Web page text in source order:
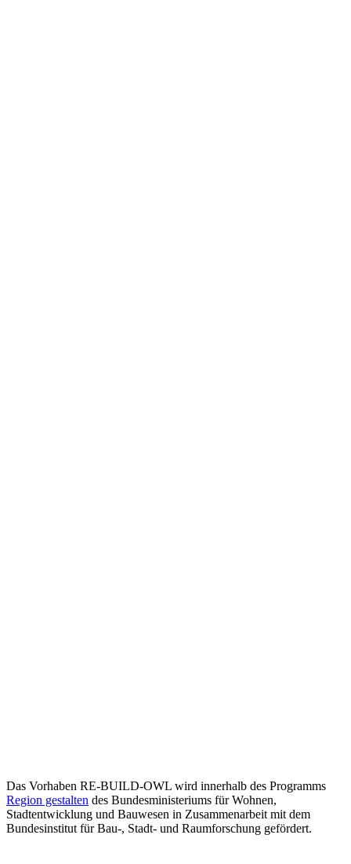
Das Vorhaben RE-BUILD-OWL wird innerhalb des Programms
Region gestalten des Bundesministeriums für Wohnen,
Stadtentwicklung und Bauwesen in Zusammenarbeit mit dem
Bundesinstitut für Bau-, Stadt- und Raumforschung gefördert.